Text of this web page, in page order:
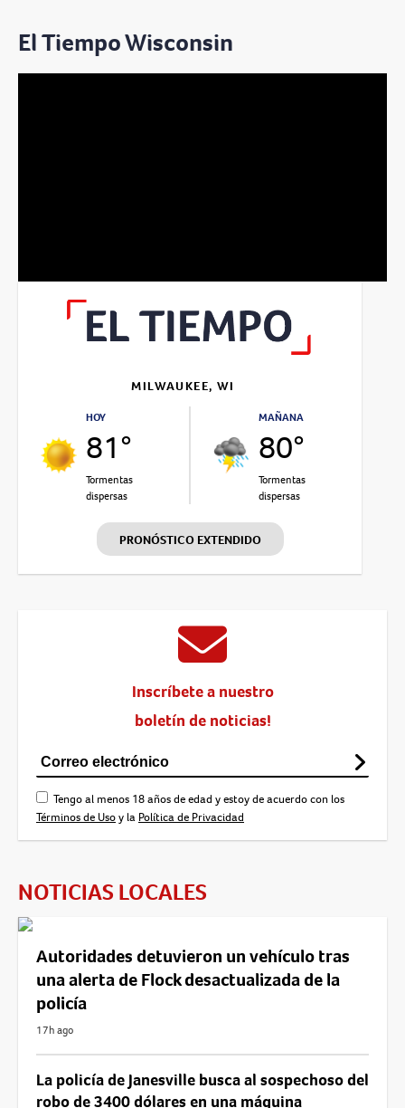
El Tiempo Wisconsin
MILWAUKEE, WI
HOY
81°
Tormentas
dispersas
MAÑANA
80°
Tormentas
dispersas
PRONÓSTICO EXTENDIDO
Inscríbete a nuestro
boletín de noticias!
Tengo al menos 18 años de edad y estoy de acuerdo con los
Términos de Usoy la Política de Privacidad
NOTICIAS LOCALES
Autoridades detuvieron un vehículo tras
una alerta de Flock desactualizada de la
policía
17h ago
La policía de Janesville busca al sospechoso del
robo de 3400 dólares en una máquina